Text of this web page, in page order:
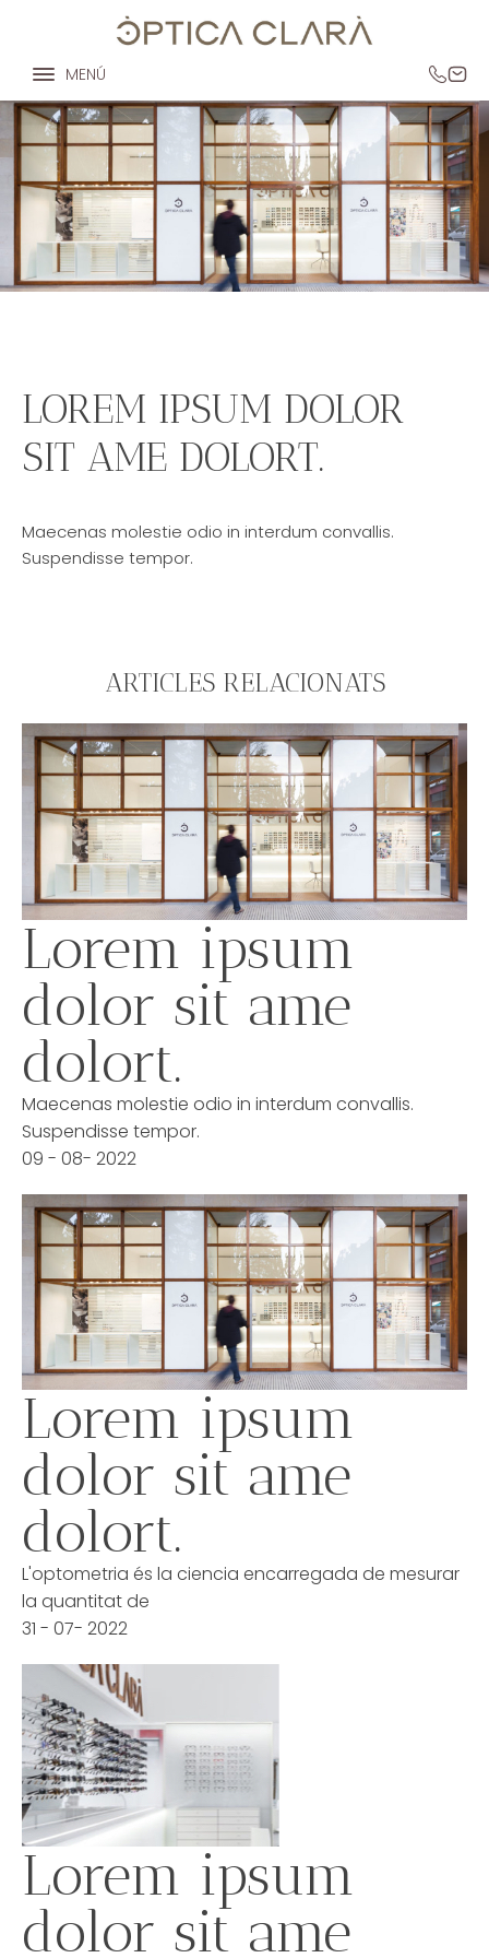
MENÚ
LOREM IPSUM DOLOR
SIT AME DOLORT.
Maecenas molestie odio in interdum convallis.
Suspendisse tempor.
ARTICLES RELACIONATS
Lorem ipsum
dolor sit ame
dolort.
Maecenas molestie odio in interdum convallis.
Suspendisse tempor.
09 - 08- 2022
Lorem ipsum
dolor sit ame
dolort.
L'optometria és la ciencia encarregada de mesurar
la quantitat de
31 - 07- 2022
Lorem ipsum
dolor sit ame